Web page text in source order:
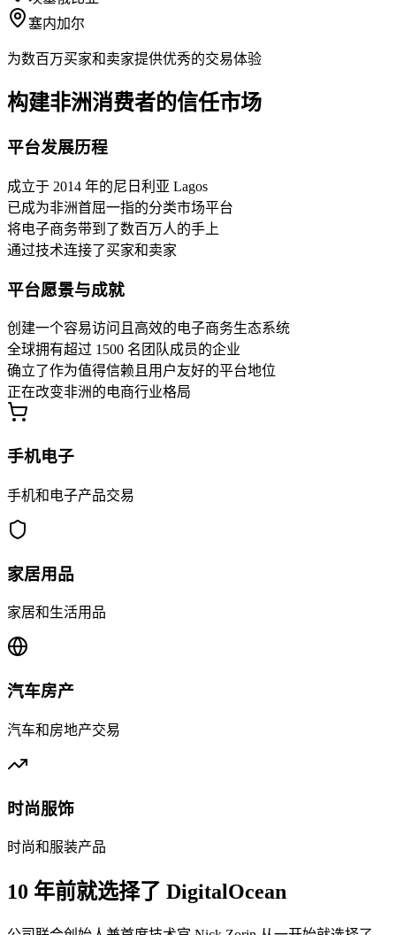
塞内加尔
为数百万买家和卖家提供优秀的交易体验
构建非洲消费者的信任市场
平台发展历程
成立于 2014 年的尼日利亚 Lagos
已成为非洲首屈一指的分类市场平台
将电子商务带到了数百万人的手上
通过技术连接了买家和卖家
平台愿景与成就
创建一个容易访问且高效的电子商务生态系统
全球拥有超过 1500 名团队成员的企业
确立了作为值得信赖且用户友好的平台地位
正在改变非洲的电商行业格局
手机电子
手机和电子产品交易
家居用品
家居和生活用品
汽车房产
汽车和房地产交易
时尚服饰
时尚和服装产品
10 年前就选择了 DigitalOcean